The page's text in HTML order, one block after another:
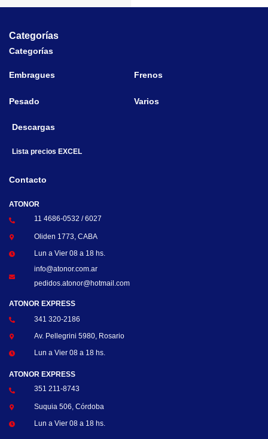
Categorías
Categorías
Embragues Frenos
Pesado Varios
Descargas
Lista precios EXCEL
Contacto
ATONOR
11 4686-0532 / 6027
Oliden 1773, CABA
Lun a Vier 08 a 18 hs.
info@atonor.com.ar
pedidos.atonor@hotmail.com
ATONOR EXPRESS
341 320-2186
Av. Pellegrini 5980, Rosario
Lun a Vier 08 a 18 hs.
ATONOR EXPRESS
351 211-8743
Suquia 506, Córdoba
Lun a Vier 08 a 18 hs.